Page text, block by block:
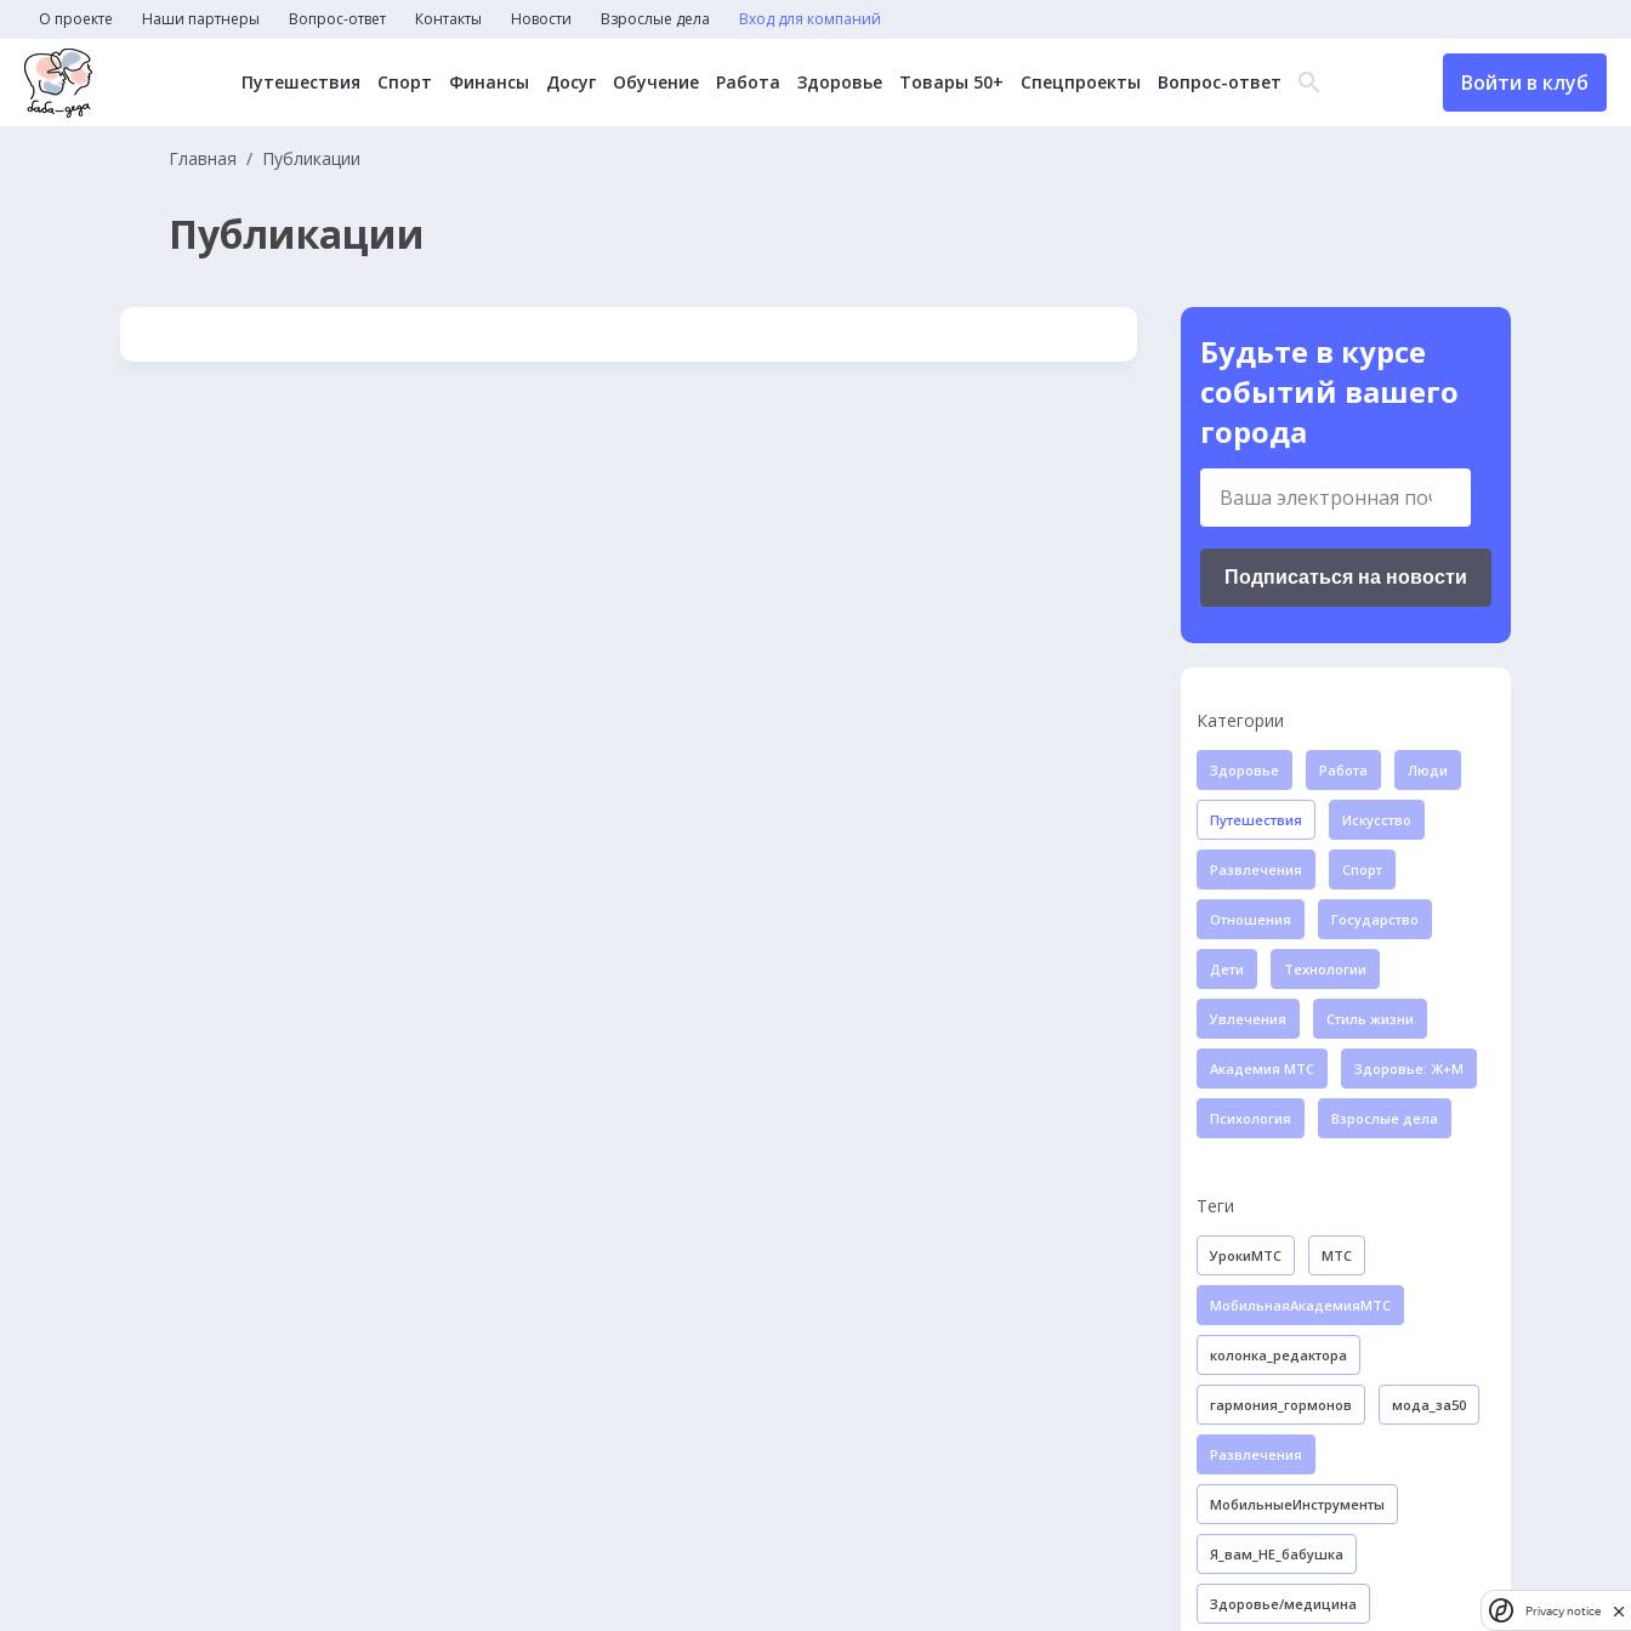
О проекте Наши партнеры Вопрос-ответ Контакты Новости Взрослые дела Вход для компаний
Путешествия Спорт Финансы Досуг Обучение Работа Здоровье Товары 50+ Спецпроекты Вопрос-ответ Войти в клуб
Главная Публикации
Публикации
Будьте в курсе
событий вашего
города
Подписаться на новости
Категории
Здоровье Работа Люди
Путешествия Искусство
Развлечения Спорт
Отношения Государство
Дети Технологии
Увлечения Стиль жизни
Академия МТС Здоровье: Ж+М
Психология Взрослые дела
Теги
УрокиМТС МТС
МобильнаяАкадемияМТС
колонка_редактора
гармония_гормонов мода_за50
Развлечения
МобильныеИнструменты
Я_вам_НЕ_бабушка
Здоровье/медицина Privacy notice